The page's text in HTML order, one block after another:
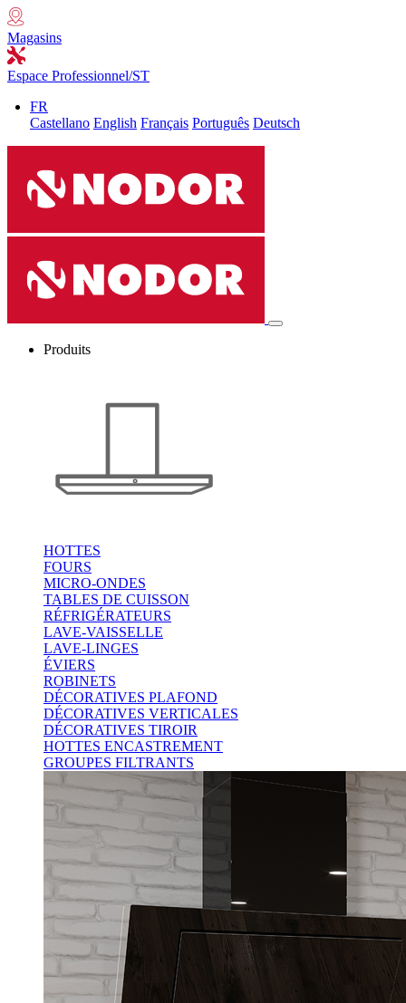
Magasins
Espace Professionnel/ST
FR
Castellano English Français Português Deutsch
Produits
HOTTES
FOURS
MICRO-ONDES
TABLES DE CUISSON
RÉFRIGÉRATEURS
LAVE-VAISSELLE
LAVE-LINGES
ÉVIERS
ROBINETS
DÉCORATIVES PLAFOND
DÉCORATIVES VERTICALES
DÉCORATIVES TIROIR
HOTTES ENCASTREMENT
GROUPES FILTRANTS